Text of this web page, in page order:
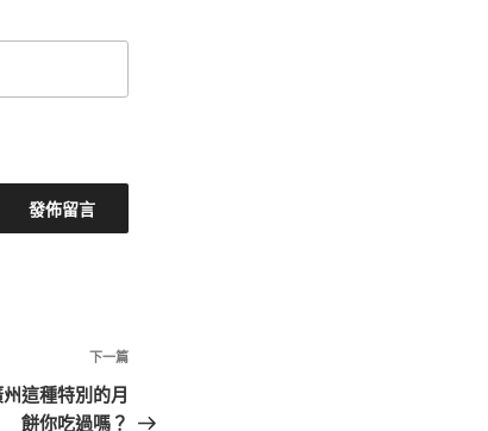
下
篇
下一篇
這種特別的月
餅你吃過嗎？